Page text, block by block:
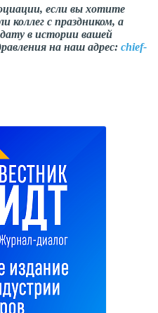
если вы хотите
коллег с праздником, а
в истории вашей
на наш адрес: chief-